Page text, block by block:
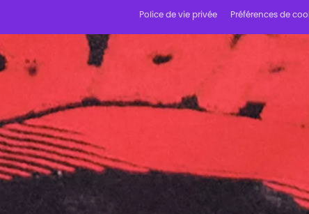
Police de vie privée Préférences de